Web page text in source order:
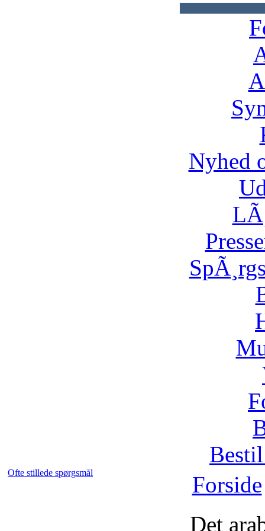
Nyhed
Ofte stillede spørgsmål Forside
Det